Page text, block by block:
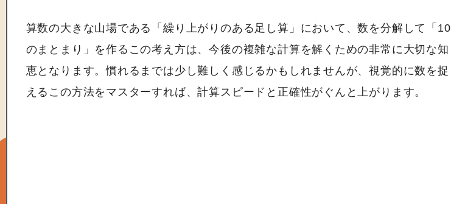
算数の大きな山場である「繰り上がりのある足し算」において、数を分解して「10
のまとまり」を作るこの考え方は、今後の複雑な計算を解くための非常に大切な知
恵となります。慣れるまでは少し難しく感じるかもしれませんが、視覚的に数を捉
えるこの方法をマスターすれば、計算スピードと正確性がぐんと上がります。